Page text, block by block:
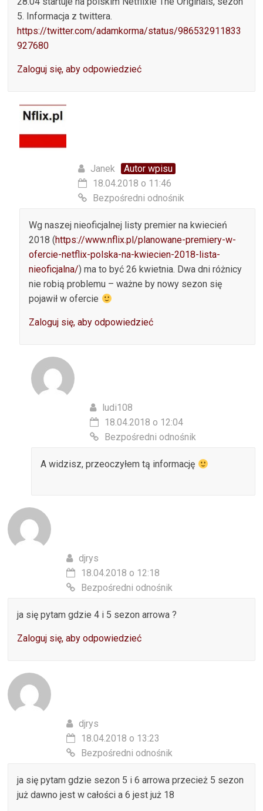
5. Informacja z twittera.
https://twitter.com/adamkorma/status/986532911833
927680
Zaloguj się, aby odpowiedzieć
Janek
Autor wpisu
18.04.2018 o 11:46
Bezpośredni odnośnik
Wg naszej nieoficjalnej listy premier na kwiecień
2018 (https://www.nflix.pl/planowane-premiery-w-
ofercie-netflix-polska-na-kwiecien-2018-lista-
nieoficjalna/) ma to być 26 kwietnia. Dwa dni różnicy
nie robią problemu – ważne by nowy sezon się
pojawił w ofercie
Zaloguj się, aby odpowiedzieć
ludi108
18.04.2018 o 12:04
Bezpośredni odnośnik
A widzisz, przeoczyłem tą informację
djrys
18.04.2018 o 12:18
Bezpośredni odnośnik
ja się pytam gdzie 4 i 5 sezon arrowa ?
Zaloguj się, aby odpowiedzieć
djrys
18.04.2018 o 13:23
Bezpośredni odnośnik
ja się pytam gdzie sezon 5 i 6 arrowa przecież 5 sezon
już dawno jest w całości a 6 jest już 18